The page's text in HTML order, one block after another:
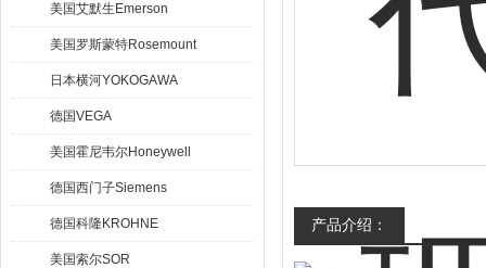
美国艾默生Emerson
美国罗斯蒙特Rosemount
日本横河YOKOGAWA
德国VEGA
美国霍尼韦尔Honeywell
德国西门子Siemens
德国科隆KROHNE
美国索尔SOR
产品介绍：